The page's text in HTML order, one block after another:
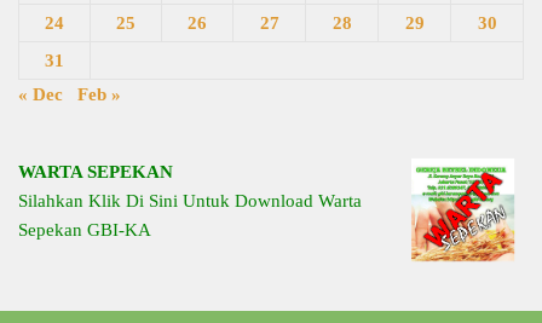
24
25 26 27 28 29
30
31
« Dec
Feb »
WARTA SEPEKAN
Silahkan Klik Di Sini Untuk Download Warta
Sepekan GBI-KA